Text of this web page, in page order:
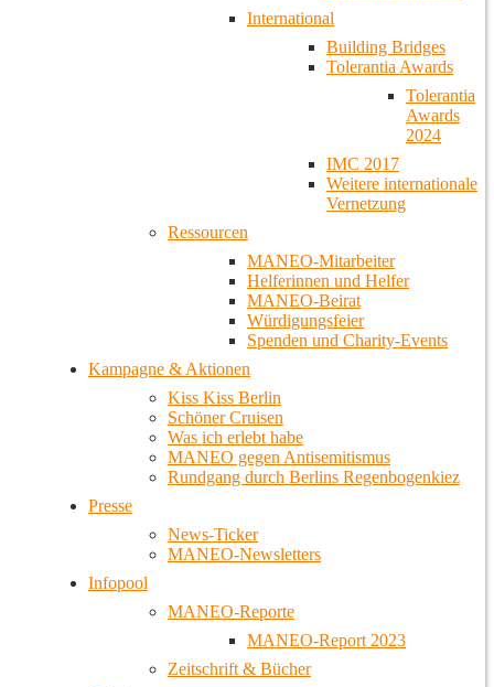
International
Building Bridges
Tolerantia Awards
Tolerantia
Awards
2024
IMC 2017
Weitere internationale
Vernetzung
Ressourcen
MANEO-Mitarbeiter
Helferinnen und Helfer
MANEO-Beirat
Würdigungsfeier
Spenden und Charity-Events
Kampagne & Aktionen
Kiss Kiss Berlin
Schöner Cruisen
Was ich erlebt habe
MANEO gegen Antisemitismus
Rundgang durch Berlins Regenbogenkiez
Presse
News-Ticker
MANEO-Newsletters
Infopool
MANEO-Reporte
MANEO-Report 2023
Zeitschrift & Bücher